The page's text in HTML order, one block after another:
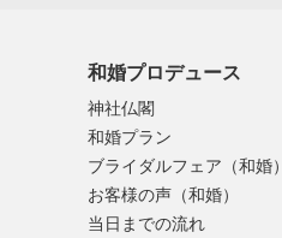
和婚プロデュース
神社仏閣
和婚プラン
ブライダルフェア（和婚）
お客様の声（和婚）
当日までの流れ